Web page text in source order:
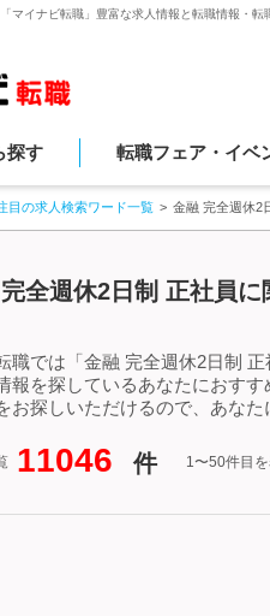
マイナビ転職」豊富な求人情報と転職情報・転
探す 転職フェア・イベ
目の求人検索ワード一覧 金融 完全週休2
全週休2日制 正社員
職では「金融 完全週休2日制
報を探しているあなたにおす
お探しいただけるので、あな
11046 件 1〜50件目